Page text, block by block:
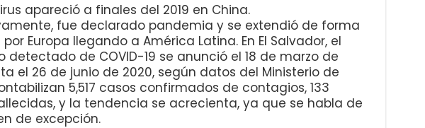
apareció a finales del 2019 en China.
fue declarado pandemia y se extendió de forma
Europa llegando a América Latina. En El Salvador, el
detectado de COVID-19 se anunció el 18 de marzo de
el 26 de junio de 2020, según datos del Ministerio de
5,517 casos confirmados de contagios, 133
y la tendencia se acrecienta, ya que se habla de
de excepción.